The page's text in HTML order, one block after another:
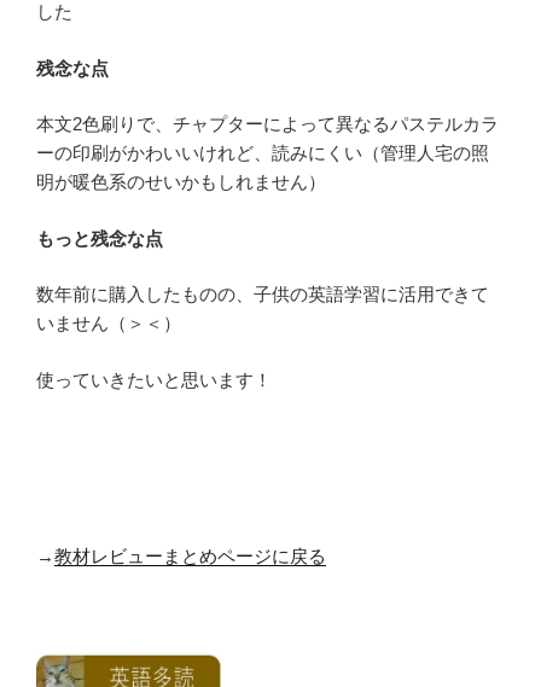
した
残念な点
本文2色刷りで、チャプターによって異なるパステルカラ
ーの印刷がかわいいけれど、読みにくい（管理人宅の照
明が暖色系のせいかもしれません）
もっと残念な点
数年前に購入したものの、子供の英語学習に活用できて
いません（＞＜）
使っていきたいと思います！
→教材レビューまとめページに戻る